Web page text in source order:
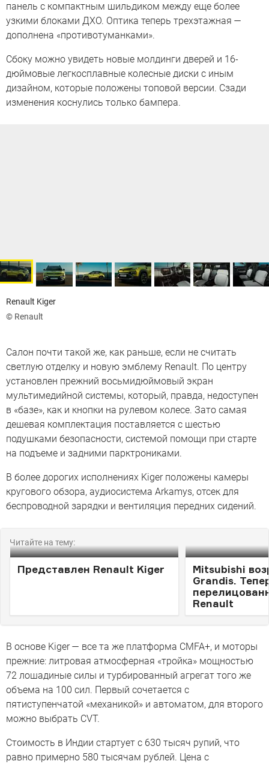
панель с компактным шильдиком между еще более
узкими блоками ДХО. Оптика теперь трехэтажная —
дополнена «противотуманками».
Сбоку можно увидеть новые молдинги дверей и 16-
дюймовые легкосплавные колесные диски с иным
дизайном, которые положены топовой версии. Сзади
изменения коснулись только бампера.
Renault Kiger
© Renault
Салон почти такой же, как раньше, если не считать
светлую отделку и новую эмблему Renault. По центру
установлен прежний восьмидюймовый экран
мультимедийной системы, который, правда, недоступен
в «базе», как и кнопки на рулевом колесе. Зато самая
дешевая комплектация поставляется с шестью
подушками безопасности, системой помощи при старте
на подъеме и задними парктрониками.
В более дорогих исполнениях Kiger положены камеры
кругового обзора, аудиосистема Arkamys, отсек для
беспроводной зарядки и вентиляция передних сидений.
Читайте на тему:
Представлен Renault Kiger
Mitsubishi
Grandis.
Renault
В основе Kiger — все та же платформа CMFA+, и моторы
прежние: литровая атмосферная «тройка» мощностью
72 лошадиные силы и турбированный агрегат того же
объема на 100 сил. Первый сочетается с
пятиступенчатой «механикой» и автоматом, для второго
можно выбрать CVT.
Стоимость в Индии стартует с 630 тысяч рупий, что
равно примерно 580 тысячам рублей. Цена с